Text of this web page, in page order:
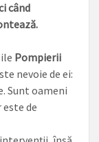
când
Pompierii
nevoie de ei:
Sunt oameni
de